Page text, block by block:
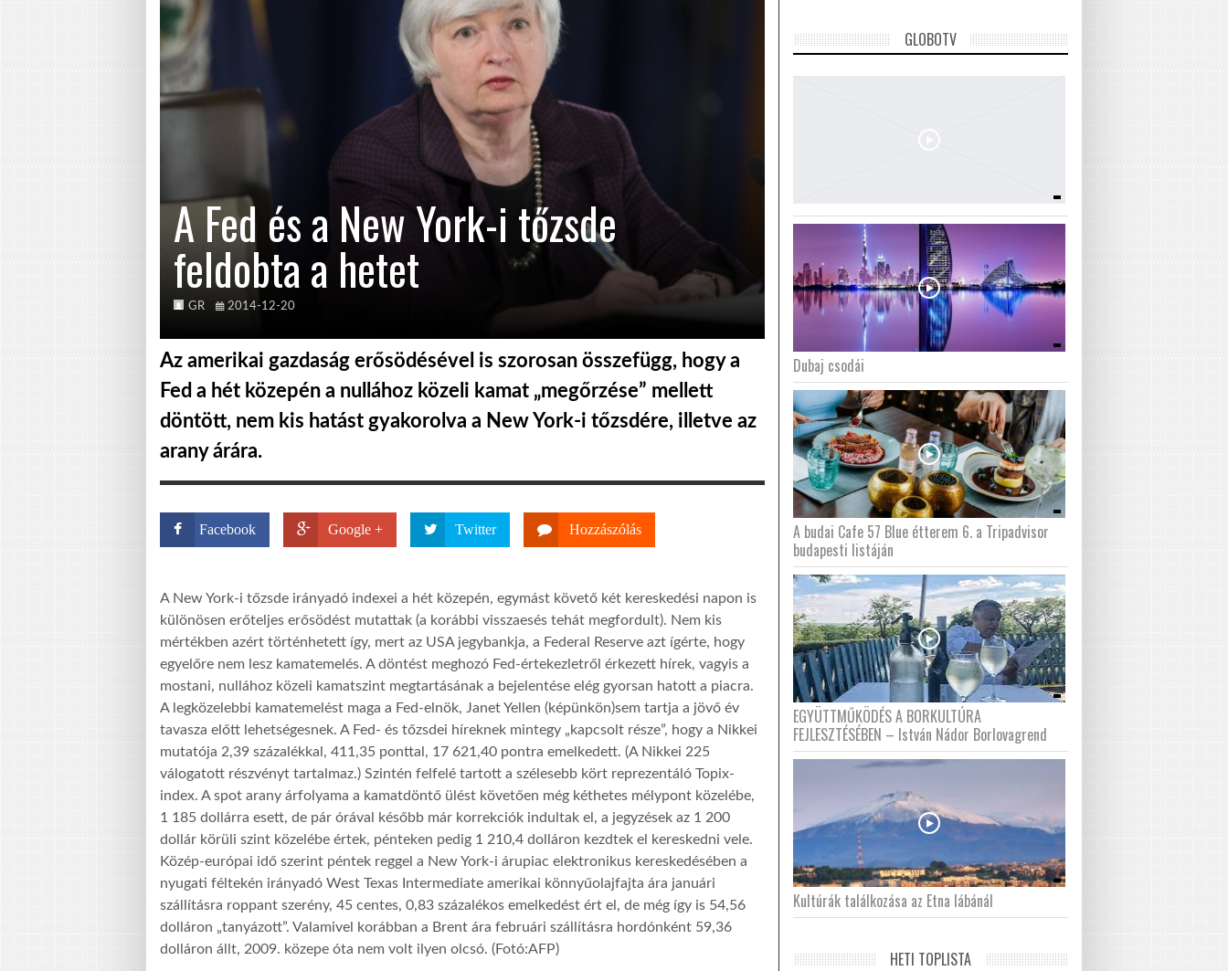
A Fed és a New York-i tőzsde
feldobta a hetet
GR 2014-12-20
Az amerikai gazdaság erősödésével is szorosan összefügg, hogy a
Fed a hét közepén a nullához közeli kamat „megőrzése” mellett
döntött, nem kis hatást gyakorolva a New York-i tőzsdére, illetve az
arany árára.
Facebook Google + Twitter Hozzászólás
A New York-i tőzsde irányadó indexei a hét közepén, egymást követő két kereskedési napon is
különösen erőteljes erősödést mutattak (a korábbi visszaesés tehát megfordult). Nem kis
mértékben azért történhetett így, mert az USA jegybankja, a Federal Reserve azt ígérte, hogy
egyelőre nem lesz kamatemelés. A döntést meghozó Fed-értekezletről érkezett hírek, vagyis a
mostani, nullához közeli kamatszint megtartásának a bejelentése elég gyorsan hatott a piacra.
A legközelebbi kamatemelést maga a Fed-elnök, Janet Yellen (képünkön)sem tartja a jövő év
tavasza előtt lehetségesnek. A Fed- és tőzsdei híreknek mintegy „kapcsolt része”, hogy a Nikkei
mutatója 2,39 százalékkal, 411,35 ponttal, 17 621,40 pontra emelkedett. (A Nikkei 225
válogatott részvényt tartalmaz.) Szintén felfelé tartott a szélesebb kört reprezentáló Topix-
index. A spot arany árfolyama a kamatdöntő ülést követően még kéthetes mélypont közelébe,
1 185 dollárra esett, de pár órával később már korrekciók indultak el, a jegyzések az 1 200
dollár körüli szint közelébe értek, pénteken pedig 1 210,4 dolláron kezdtek el kereskedni vele.
Közép-európai idő szerint péntek reggel a New York-i árupiac elektronikus kereskedésében a
nyugati féltekén irányadó West Texas Intermediate amerikai könnyűolajfajta ára januári
szállításra roppant szerény, 45 centes, 0,83 százalékos emelkedést ért el, de még így is 54,56
dolláron „tanyázott”. Valamivel korábban a Brent ára februári szállításra hordónként 59,36
dolláron állt, 2009. közepe óta nem volt ilyen olcsó. (Fotó:AFP)
GLOBOTV
Dubaj csodái
A budai Cafe 57 Blue étterem 6. a Tripadvisor
budapesti listáján
EGYÜTTMŰKÖDÉS A BORKULTÚRA
FEJLESZTÉSÉBEN – István Nádor Borlovagrend
Kultúrák találkozása az Etna lábánál
HETI TOPLISTA